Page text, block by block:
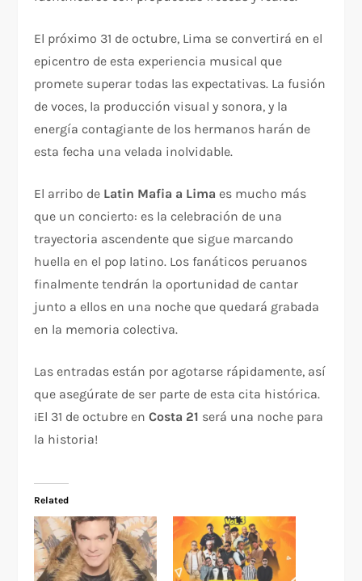
El próximo 31 de octubre, Lima se convertirá en el
epicentro de esta experiencia musical que
promete superar todas las expectativas. La fusión
de voces, la producción visual y sonora, y la
energía contagiante de los hermanos harán de
esta fecha una velada inolvidable.
El arribo de Latin Mafia a Lima es mucho más
que un concierto: es la celebración de una
trayectoria ascendente que sigue marcando
huella en el pop latino. Los fanáticos peruanos
finalmente tendrán la oportunidad de cantar
junto a ellos en una noche que quedará grabada
en la memoria colectiva.
Las entradas están por agotarse rápidamente, así
que asegúrate de ser parte de esta cita histórica.
¡El 31 de octubre enCosta 21 será una noche para
la historia!
Related